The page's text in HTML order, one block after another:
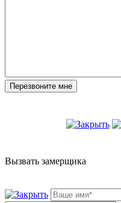
Вызвать замерщика